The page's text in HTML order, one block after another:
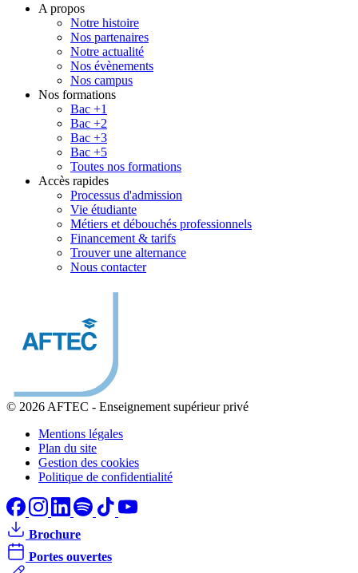
A propos
Notre histoire
Nos partenaires
Notre actualité
Nos évènements
Nos campus
Nos formations
Bac +1
Bac +2
Bac +3
Bac +5
Toutes nos formations
Accès rapides
Processus d'admission
Vie étudiante
Métiers et débouchés professionnels
Financement & tarifs
Trouver une alternance
Nous contacter
© 2026 AFTEC - Enseignement supérieur privé
Mentions légales
Plan du site
Gestion des cookies
Politique de confidentialité
Brochure
Portes ouvertes